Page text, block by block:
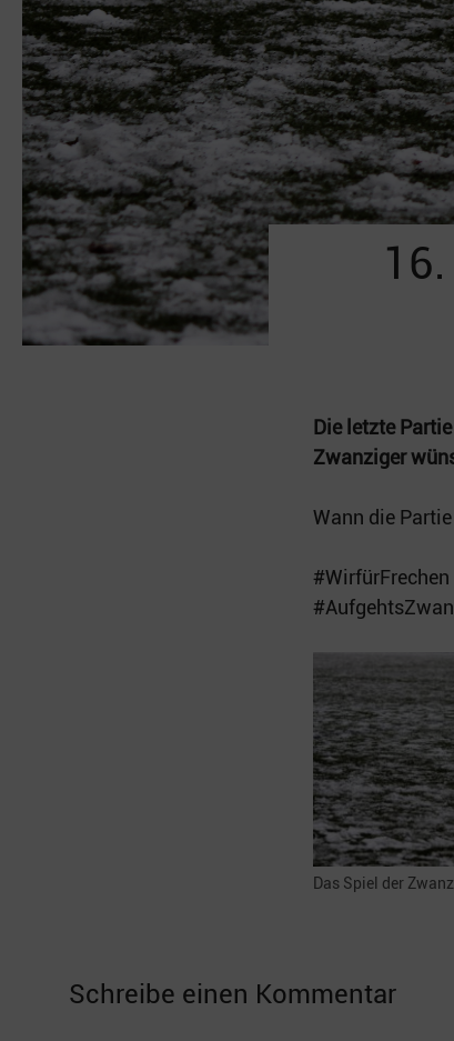
Die letzte
Zwanziger
Wann die
#WirfürFrechen
Das Spiel der
Schreibe einen Kommentar